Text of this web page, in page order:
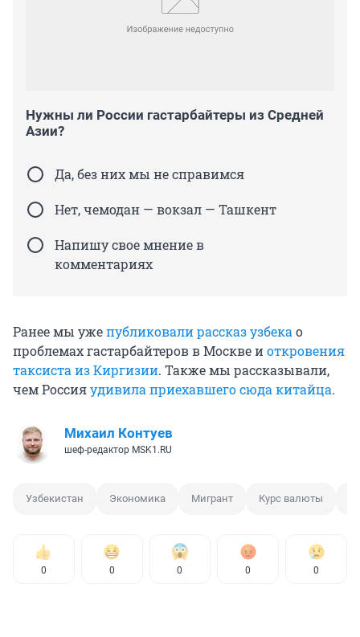
Нужны ли России гастарбайтеры из Средней
Азии?
Да, без них мы не справимся
Нет, чемодан — вокзал — Ташкент
Напишу свое мнение в
комментариях
Ранее мы ужепубликовали рассказ узбека о
проблемах гастарбайтеров в Москве иоткровения
таксиста из Киргизии. Также мы рассказывали,
чем Россияудивила приехавшего сюда китайца.
Михаил Контуев
шеф-редактор MSK1.RU
Узбекистан Экономика Мигрант Курс валюты
0 0 0 0 0